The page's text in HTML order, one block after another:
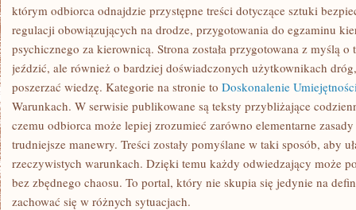
którym odbiorca odnajdzie przystępne treści dotyczące sztuki
regulacji obowiązujących na drodze, przygotowania do egzaminu
psychicznego za kierownicą. Strona została przygotowana z myślą
jeździć, ale również o bardziej doświadczonych użytkownikach
poszerzać wiedzę. Kategorie na stronie to Doskonalenie
Warunkach. W serwisie publikowane są teksty przybliżające
czemu odbiorca może lepiej zrozumieć zarówno elementarne
trudniejsze manewry. Treści zostały pomyślane w taki sposób, aby
rzeczywistych warunkach. Dzięki temu każdy odwiedzający może
bez zbędnego chaosu. To portal, który nie skupia się jedynie na
zachować się w różnych sytuacjach.